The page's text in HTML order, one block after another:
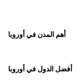
أهم المدن في أوروبا
أفضل الدول في أوروبا